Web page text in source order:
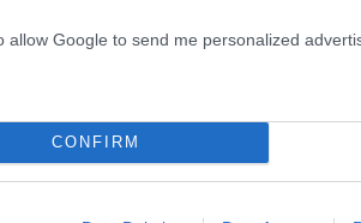
allow Google to send me personalized
CONFIRM